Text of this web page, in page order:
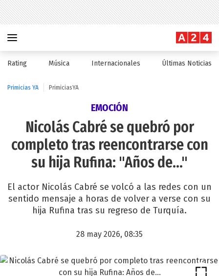
Rating Música Internacionales Últimas Noticias
Primicias YA PrimiciasYA
EMOCIÓN
Nicolás Cabré se quebró por
completo tras reencontrarse con
su hija Rufina: "Años de..."
El actor Nicolás Cabré se volcó a las redes con un
sentido mensaje a horas de volver a verse con su
hija Rufina tras su regreso de Turquía.
28 may 2026, 08:35